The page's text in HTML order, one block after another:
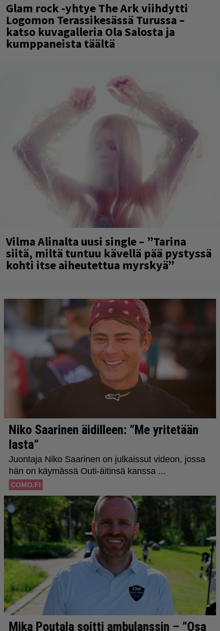
Glam rock -yhtye The Ark viihdytti
Logomon Terassikesässä Turussa –
katso kuvagalleria Ola Salosta ja
kumppaneista täältä
Vilma Alinalta uusi single – ”Tarina
siitä, miltä tuntuu kävellä pää pystyssä
kohti itse aiheutettua myrskyä”